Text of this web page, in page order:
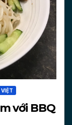
VIỆT
với BBQ